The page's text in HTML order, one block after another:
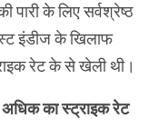
पारी के लिए सर्वश्रेष्ठ
इंडीज के खिलाफ
रेट के से खेली थी।
का स्ट्राइक रेट